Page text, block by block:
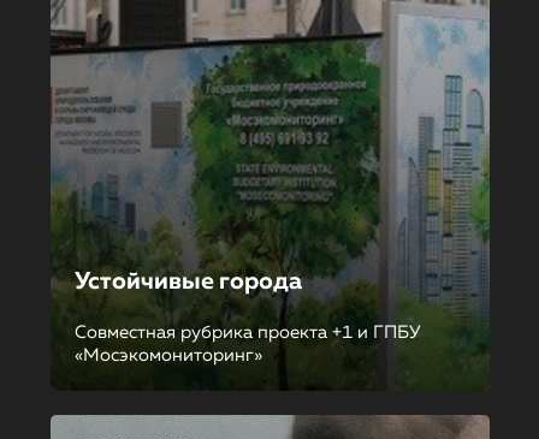
Устойчивые города
Совместная рубрика проекта +1 и ГПБУ
«Мосэкомониторинг»